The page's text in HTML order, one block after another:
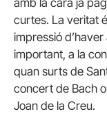
curtes. La veritat
impressió
important, a la
quan surts de
concert de Bach
Joan de la Creu.